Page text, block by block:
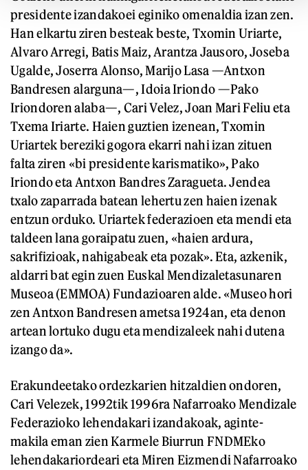
presidente izandakoei eginiko omenaldia izan zen.
Han elkartu ziren besteak beste, Txomin Uriarte,
Alvaro Arregi, Batis Maiz, Arantza Jausoro, Joseba
Ugalde, Joserra Alonso, Marijo Lasa —Antxon
Bandresen alarguna—, Idoia Iriondo —Pako
Iriondoren alaba—, Cari Velez, Joan Mari Feliu eta
Txema Iriarte. Haien guztien izenean, Txomin
Uriartek bereziki gogora ekarri nahi izan zituen
falta ziren «bi presidente karismatiko», Pako
Iriondo eta Antxon Bandres Zaragueta. Jendea
txalo zaparrada batean lehertu zen haien izenak
entzun orduko. Uriartek federazioen eta mendi eta
taldeen lana goraipatu zuen, «haien ardura,
sakrifizioak, nahigabeak eta pozak». Eta, azkenik,
aldarri bat egin zuen Euskal Mendizaletasunaren
Museoa (EMMOA) Fundazioaren alde. «Museo hori
zen Antxon Bandresen ametsa 1924an, eta denon
artean lortuko dugu eta mendizaleek nahi dutena
izango da».
Erakundeetako ordezkarien hitzaldien ondoren,
Cari Velezek, 1992tik 1996ra Nafarroako Mendizale
Federazioko lehendakari izandakoak, aginte-
makila eman zien Karmele Biurrun FNDMEko
lehendakariordeari eta Miren Eizmendi Nafarroako